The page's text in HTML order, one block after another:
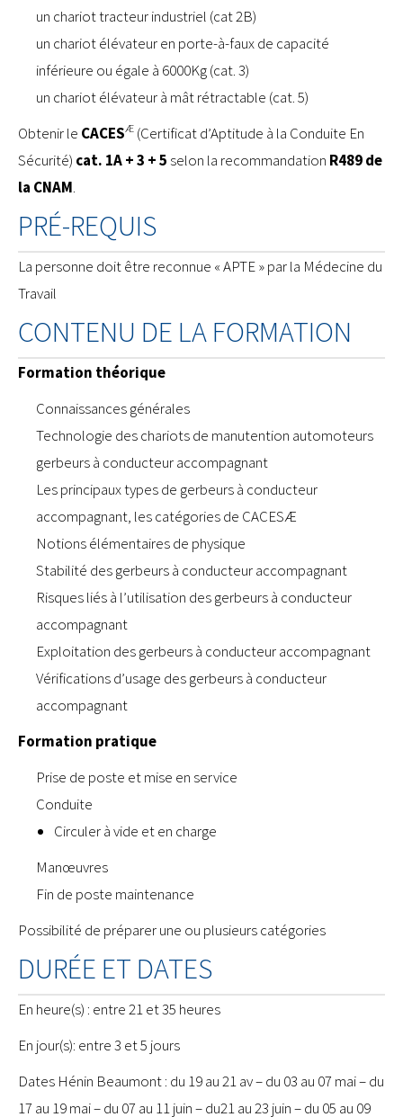
un chariot tracteur industriel (cat 2B)
un chariot élévateur en porte-à-faux de capacité
inférieure ou égale à 6000Kg (cat. 3)
un chariot élévateur à mât rétractable (cat. 5)
Obtenir le CACESÆ (Certificat d’Aptitude à la Conduite En
Sécurité) cat. 1A + 3 + 5selon la recommandation R489 de
la CNAM.
PRÉ-REQUIS
La personne doit être reconnue « APTE » par la Médecine du
Travail
CONTENU DE LA FORMATION
Formation théorique
Connaissances générales
Technologie des chariots de manutention automoteurs
gerbeurs à conducteur accompagnant
Les principaux types de gerbeurs à conducteur
accompagnant, les catégories de CACESÆ
Notions élémentaires de physique
Stabilité des gerbeurs à conducteur accompagnant
Risques liés à l’utilisation des gerbeurs à conducteur
accompagnant
Exploitation des gerbeurs à conducteur accompagnant
Vérifications d’usage des gerbeurs à conducteur
accompagnant
Formation pratique
Prise de poste et mise en service
Conduite
Circuler à vide et en charge
Manœuvres
Fin de poste maintenance
Possibilité de préparer une ou plusieurs catégories
DURÉE ET DATES
En heure(s) : entre 21 et 35 heures
En jour(s): entre 3 et 5 jours
Dates Hénin Beaumont : du 19 au 21 av – du 03 au 07 mai – du
17 au 19 mai – du 07 au 11 juin – du21 au 23 juin – du 05 au 09